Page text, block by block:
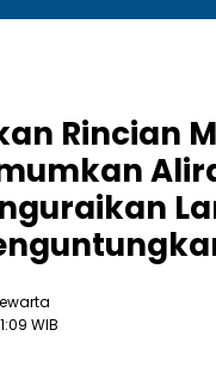
Rincian
WIB